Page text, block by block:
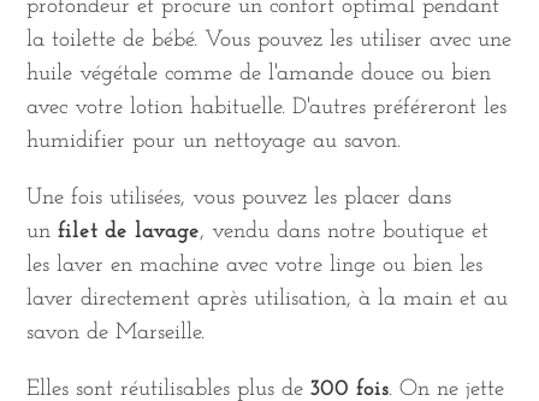
profondeur et procure un confort optimal pendant
la toilette de bébé. Vous pouvez les utiliser avec une
huile végétale comme de l'amande douce ou bien
avec votre lotion habituelle. D'autres préféreront les
humidifier pour un nettoyage au savon.
Une fois utilisées, vous pouvez les placer dans
un filet de lavage, vendu dans notre boutique et
les laver en machine avec votre linge ou bien les
laver directement après utilisation, à la main et au
savon de Marseille.
Elles sont réutilisables plus de 300 fois. On ne jette